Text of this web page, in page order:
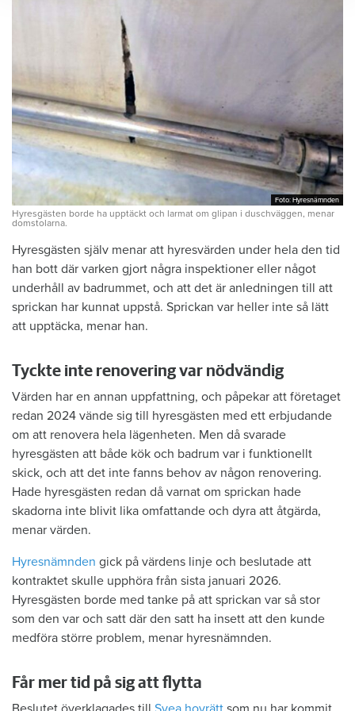
Foto: Hyresnämnden
Foto: Hyresnämnden
Hyresgästen borde ha upptäckt och larmat om glipan i duschväggen, menar
domstolarna.
Hyresgästen själv menar att hyresvärden under hela den tid
han bott där varken gjort några inspektioner eller något
underhåll av badrummet, och att det är anledningen till att
sprickan har kunnat uppstå. Sprickan var heller inte så lätt
att upptäcka, menar han.
Tyckte inte renovering var nödvändig
Värden har en annan uppfattning, och påpekar att företaget
redan 2024 vände sig till hyresgästen med ett erbjudande
om att renovera hela lägenheten. Men då svarade
hyresgästen att både kök och badrum var i funktionellt
skick, och att det inte fanns behov av någon renovering.
Hade hyresgästen redan då varnat om sprickan hade
skadorna inte blivit lika omfattande och dyra att åtgärda,
menar värden.
Hyresnämnden gick på värdens linje och beslutade att
kontraktet skulle upphöra från sista januari 2026.
Hyresgästen borde med tanke på att sprickan var så stor
som den var och satt där den satt ha insett att den kunde
medföra större problem, menar hyresnämnden.
Får mer tid på sig att flytta